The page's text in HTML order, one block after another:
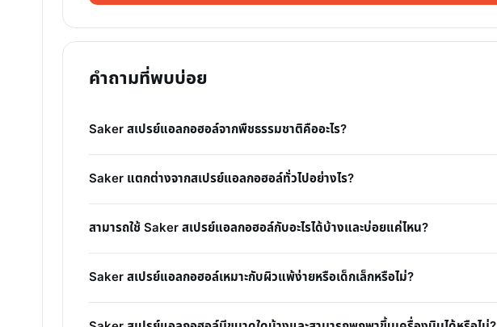
คำถามที่พบบ่อย
Saker สเปรย์แอลกอฮอล์จากพืชธรรมชาติคืออะไร?
Saker แตกต่างจากสเปรย์แอลกอฮอล์ทั่วไปอย่างไร?
สามารถใช้ Saker สเปรย์แอลกอฮอล์กับอะไรได้บ้างและบ่อยแค่ไหน?
Saker สเปรย์แอลกอฮอล์เหมาะกับผิวแพ้ง่ายหรือเด็กเล็กหรือไม่?